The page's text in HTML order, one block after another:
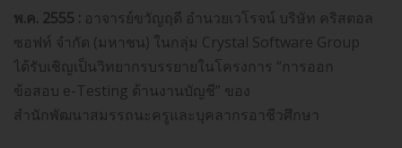
พ.ค. 2555 : อาจารย์ขวัญฤดี อำนวยเวโรจน์ บริษัท คริสตอล
ซอฟท์ จำกัด (มหาชน) ในกลุ่ม Crystal Software Group
ได้รับเชิญเป็นวิทยากรบรรยายในโครงการ “การออก
ข้อสอบ e-Testing ด้านงานบัญชี” ของ
สำนักพัฒนาสมรรถนะครูและบุคลากรอาชีวศึกษา